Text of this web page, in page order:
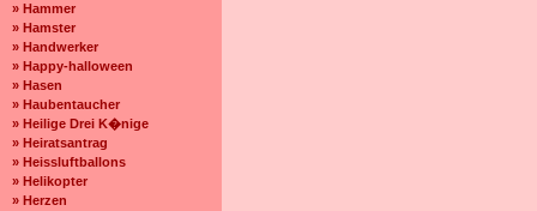
» Hammer
» Hamster
» Handwerker
» Happy-halloween
» Hasen
» Haubentaucher
» Heilige Drei K�nige
» Heiratsantrag
» Heissluftballons
» Helikopter
» Herzen